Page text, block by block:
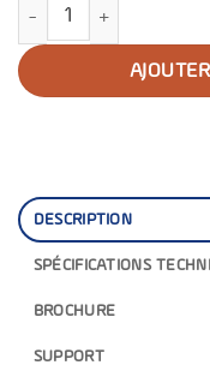
quantité de
DESCRIPTION
SPÉCIFICATIONS
BROCHURE
SUPPORT